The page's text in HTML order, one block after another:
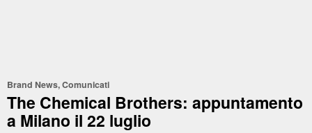
Brand News,Comunicati
The Chemical Brothers: appuntamento
a Milano il 22 luglio